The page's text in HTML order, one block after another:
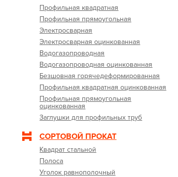
Профильная квадратная
Профильная прямоугольная
Электросварная
Электросварная оцинкованная
Водогазопроводная
Водогазопроводная оцинкованная
Безшовная горячедеформированная
Профильная квадратная оцинкованная
Профильная прямоугольная
оцинкованная
Заглушки для профильных труб
СОРТОВОЙ ПРОКАТ
Квадрат стальной
Полоса
Уголок равнополочный